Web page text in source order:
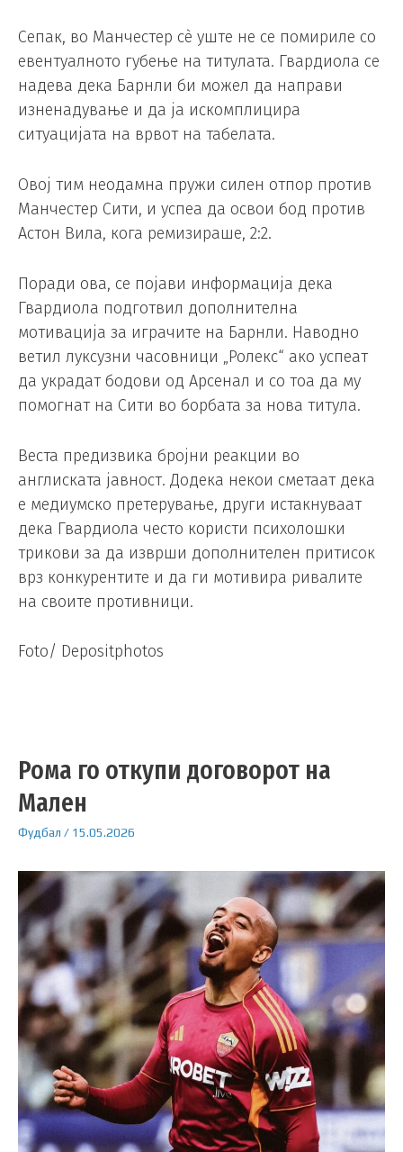
Сепак, во Манчестер сè уште не се помириле со
евентуалното губење на титулата. Гвардиола се
надева дека Барнли би можел да направи
изненадување и да ја искомплицира
ситуацијата на врвот на табелата.
Овој тим неодамна пружи силен отпор против
Манчестер Сити, и успеа да освои бод против
Астон Вила, кога ремизираше, 2:2.
Поради ова, се појави информација дека
Гвардиола подготвил дополнителна
мотивација за играчите на Барнли. Наводно
ветил луксузни часовници „Ролекс“ ако успеат
да украдат бодови од Арсенал и со тоа да му
помогнат на Сити во борбата за нова титула.
Веста предизвика бројни реакции во
англиската јавност. Додека некои сметаат дека
е медиумско претерување, други истакнуваат
дека Гвардиола често користи психолошки
трикови за да изврши дополнителен притисок
врз конкурентите и да ги мотивира ривалите
на своите противници.
Foto/ Depositphotos
Рома го откупи договорот на
Мален
Фудбал / 15.05.2026